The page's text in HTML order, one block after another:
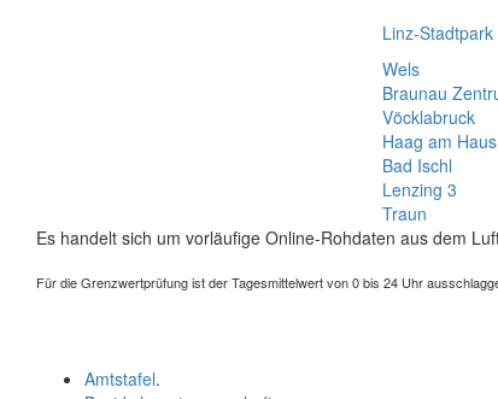
Linz-Stadtpark
Wels
Braunau
Vöcklabruck
Haag am
Bad Ischl
Lenzing 3
Traun
Es handelt sich um vorläufige Online-Rohdaten aus dem
Für die Grenzwertprüfung ist der Tagesmittelwert von 0 bis 24 Uhr
Amtstafel.